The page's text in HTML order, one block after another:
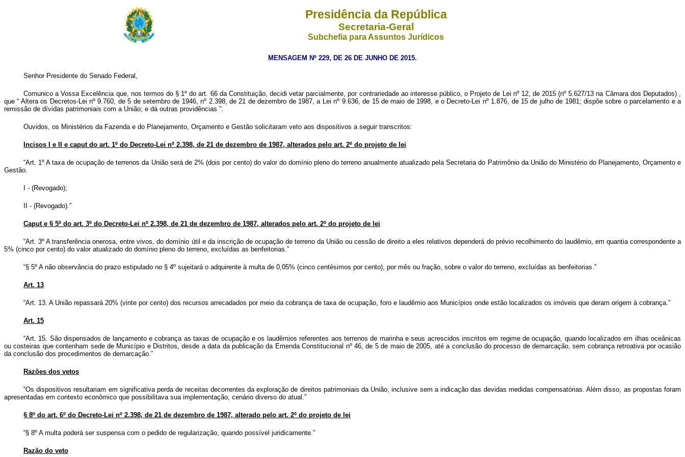
Presidência da República
Secretaria-Geral
Subchefia para Assuntos Jurídicos
MENSAGEM Nº 229, DE 26 DE JUNHO DE 2015.
Senhor Presidente do Senado Federal,
Comunico a Vossa Excelência que, nos termos do § 1º do art. 66 da Constituição, decidi vetar parcialmente, por contrariedade ao interesse público, o Projeto de Lei nº 12, de 2015 (nº 5.627/13 na Câmara dos Deputados) ,
que “ Altera os Decretos-Lei nº 9.760, de 5 de setembro de 1946, nº 2.398, de 21 de dezembro de 1987, a Lei nº 9.636, de 15 de maio de 1998, e o Decreto-Lei nº 1.876, de 15 de julho de 1981; dispõe sobre o parcelamento e a
remissão de dívidas patrimoniais com a União; e dá outras providências ”.
Ouvidos, os Ministérios da Fazenda e do Planejamento, Orçamento e Gestão solicitaram veto aos dispositivos a seguir transcritos:
Incisos I e II e caput do art. 1º do Decreto-Lei nº 2.398, de 21 de dezembro de 1987, alterados pelo art. 2º do projeto de lei
“Art. 1º A taxa de ocupação de terrenos da União será de 2% (dois por cento) do valor do domínio pleno do terreno anualmente atualizado pela Secretaria do Patrimônio da União do Ministério do Planejamento, Orçamento e
Gestão.
I - (Revogado);
II - (Revogado).”
Caput e § 5º do art. 3º do Decreto-Lei nº 2.398, de 21 de dezembro de 1987, alterados pelo art. 2º do projeto de lei
“Art. 3º A transferência onerosa, entre vivos, do domínio útil e da inscrição de ocupação de terreno da União ou cessão de direito a eles relativos dependerá do prévio recolhimento do laudêmio, em quantia correspondente a
5% (cinco por cento) do valor atualizado do domínio pleno do terreno, excluídas as benfeitorias.”
“§ 5º A não observância do prazo estipulado no § 4º sujeitará o adquirente à multa de 0,05% (cinco centésimos por cento), por mês ou fração, sobre o valor do terreno, excluídas as benfeitorias.”
Art. 13
“Art. 13. A União repassará 20% (vinte por cento) dos recursos arrecadados por meio da cobrança de taxa de ocupação, foro e laudêmio aos Municípios onde estão localizados os imóveis que deram origem à cobrança.”
Art. 15
“Art. 15. São dispensados de lançamento e cobrança as taxas de ocupação e os laudêmios referentes aos terrenos de marinha e seus acrescidos inscritos em regime de ocupação, quando localizados em ilhas oceânicas
ou costeiras que contenham sede de Município e Distritos, desde a data da publicação da Emenda Constitucional nº 46, de 5 de maio de 2005, até a conclusão do processo de demarcação, sem cobrança retroativa por ocasião
da conclusão dos procedimentos de demarcação.”
Razões dos vetos
“Os dispositivos resultariam em significativa perda de receitas decorrentes da exploração de direitos patrimoniais da União, inclusive sem a indicação das devidas medidas compensatórias. Além disso, as propostas foram
apresentadas em contexto econômico que possibilitava sua implementação, cenário diverso do atual.”
§ 8º do art. 6º do Decreto-Lei nº 2.398, de 21 de dezembro de 1987, alterado pelo art. 2º do projeto de lei
“§ 8º A multa poderá ser suspensa com o pedido de regularização, quando possível juridicamente.”
Razão do veto